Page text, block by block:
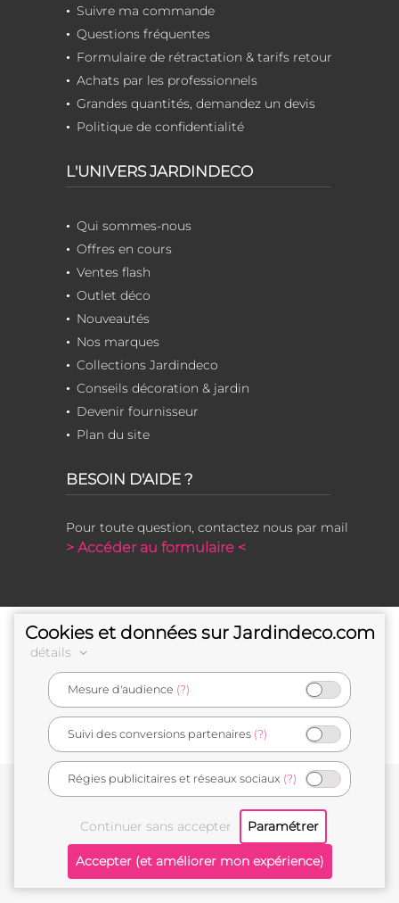
Suivre ma commande
Questions fréquentes
Formulaire de rétractation & tarifs retour
Achats par les professionnels
Grandes quantités, demandez un devis
Politique de confidentialité
L'UNIVERS JARDINDECO
Qui sommes-nous
Offres en cours
Ventes flash
Outlet déco
Nouveautés
Nos marques
Collections Jardindeco
Conseils décoration & jardin
Devenir fournisseur
Plan du site
BESOIN D'AIDE ?
Pour toute question, contactez nous par mail
> Accéder au formulaire <
e-commerçant français
Mentions légales
Cookies et données sur Jardindeco.com
détails
Mesure d'audience (?)
Suivi des conversions partenaires (?)
Régies publicitaires et réseaux sociaux (?)